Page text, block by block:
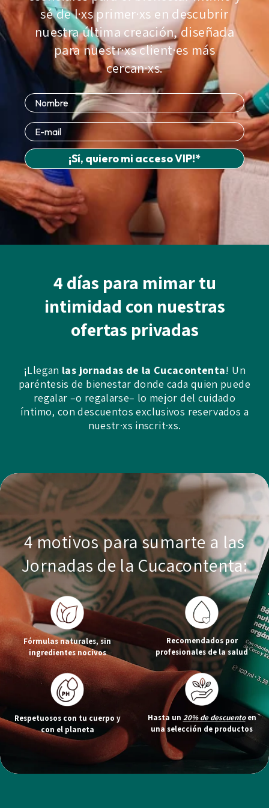
sé de l·xs primer·xs en descubrir
nuestra última creación, diseñada
para nuestr·xs client·es más
cercan·xs.
PRÉNOM
¡Sí, quiero mi acceso VIP!*
4 días para mimar tu
intimidad con nuestras
ofertas privadas
¡Llegan las jornadas de la Cucacontenta! Un
paréntesis de bienestar donde cada quien puede
regalar –o regalarse– lo mejor del cuidado
íntimo, con descuentos exclusivos reservados a
nuestr·xs inscrit·xs.
4 motivos para sumarte a las
Jornadas de la Cucacontenta:
Fórmulas naturales, sin
ingredientes nocivos
Recomendados por
profesionales de la salud
Respetuosos con tu cuerpo y
con el planeta
Hasta un 20% de descuentoen
una selección de productos